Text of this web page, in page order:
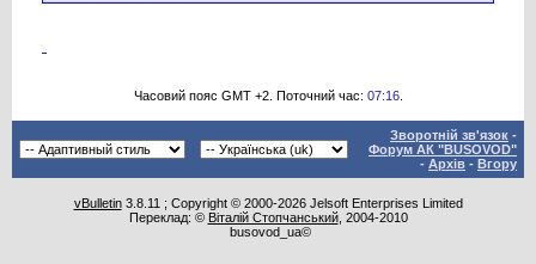
Часовий пояс GMT +2. Поточний час: 07:16.
Зворотній зв'язок -
Форум АК "BUSOVOD"
- Архів - Вгору
vBulletin3.8.11 ; Copyright © 2000-2026 Jelsoft Enterprises Limited
Переклад: © Віталій Стопчанський, 2004-2010
busovod_ua©